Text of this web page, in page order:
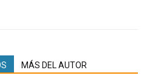
MÁS DEL AUTOR